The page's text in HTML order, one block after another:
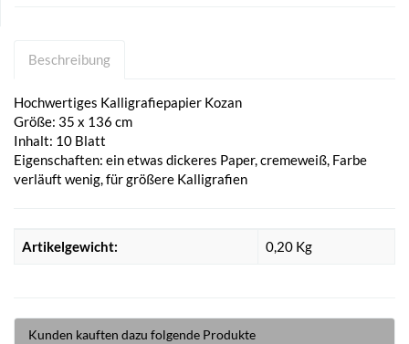
Beschreibung
Hochwertiges Kalligrafiepapier Kozan
Größe: 35 x 136 cm
Inhalt: 10 Blatt
Eigenschaften: ein etwas dickeres Paper, cremeweiß, Farbe
verläuft wenig, für größere Kalligrafien
Artikelgewicht: 0,20 Kg
Kunden kauften dazu folgende Produkte